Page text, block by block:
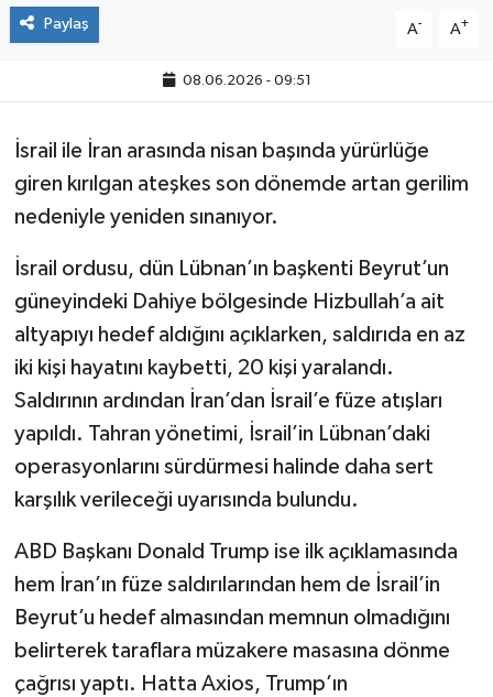
Paylaş A- A+
08.06.2026 - 09:51
İsrail ile İran arasında nisan başında yürürlüğe
giren kırılgan ateşkes son dönemde artan gerilim
nedeniyle yeniden sınanıyor.
İsrail ordusu, dün Lübnan’ın başkenti Beyrut’un
güneyindeki Dahiye bölgesinde Hizbullah’a ait
altyapıyı hedef aldığını açıklarken, saldırıda en az
iki kişi hayatını kaybetti, 20 kişi yaralandı.
Saldırının ardından İran’dan İsrail’e füze atışları
yapıldı. Tahran yönetimi, İsrail’in Lübnan’daki
operasyonlarını sürdürmesi halinde daha sert
karşılık verileceği uyarısında bulundu.
ABD Başkanı Donald Trump ise ilk açıklamasında
hem İran’ın füze saldırılarından hem de İsrail’in
Beyrut’u hedef almasından memnun olmadığını
belirterek taraflara müzakere masasına dönme
çağrısı yaptı. Hatta Axios, Trump’ın